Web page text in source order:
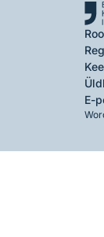
E-